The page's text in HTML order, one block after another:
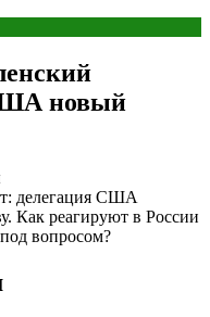
новый
делегация США
Как реагируют в России
вопросом?